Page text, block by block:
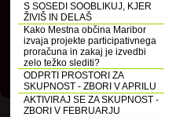
S SOSEDI SOOBLIKUJ, KJER
ŽIVIŠ IN DELAŠ
Kako Mestna občina Maribor
izvaja projekte participativnega
proračuna in zakaj je izvedbi
zelo težko slediti?
ODPRTI PROSTORI ZA
SKUPNOST - ZBORI V APRILU
AKTIVIRAJ SE ZA SKUPNOST -
ZBORI V FEBRUARJU